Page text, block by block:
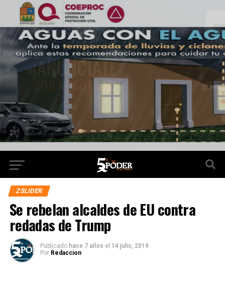
ZSLIDER
Se rebelan alcaldes de EU contra
redadas de Trump
Publicado hace 7 años el 14 julio, 2019
Por Redaccion